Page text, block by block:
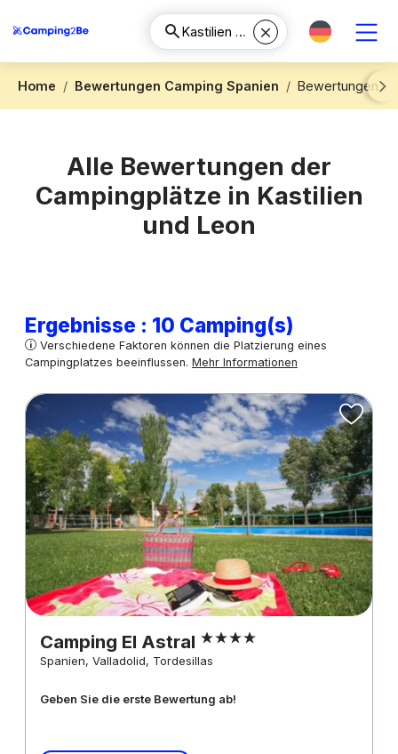
Home Bewertungen Camping Spanien
Bewertungen
Next
Alle Bewertungen der
Campingplätze in Kastilien
und Leon
Ergebnisse : 10 Camping(s)
Verschiedene Faktoren können die Platzierung eines
Campingplatzes beeinflussen. Mehr Informationen
Camping El Astral
Spanien, Valladolid, Tordesillas
Geben Sie die erste Bewertung ab!